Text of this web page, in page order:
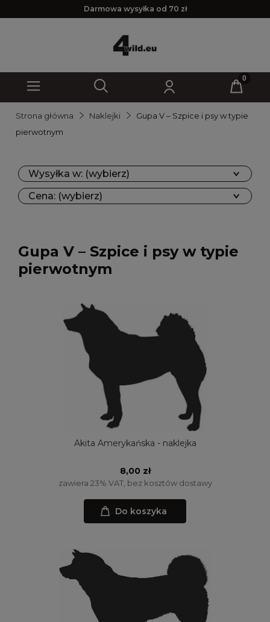
Darmowa wysyłka od 70 zł
Strona główna Naklejki
Gupa V – Szpice i psy w typie
pierwotnym
Wysyłka w: (wybierz)
Cena: (wybierz)
Gupa V – Szpice i psy w typie
pierwotnym
Akita Amerykańska - naklejka
8,00 zł
zawiera 23% VAT, bez kosztów dostawy
Do koszyka